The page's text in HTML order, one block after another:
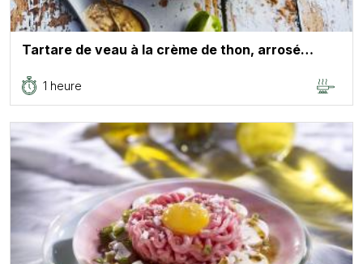
Tartare de veau à la crème de thon, arrosé…
1 heure